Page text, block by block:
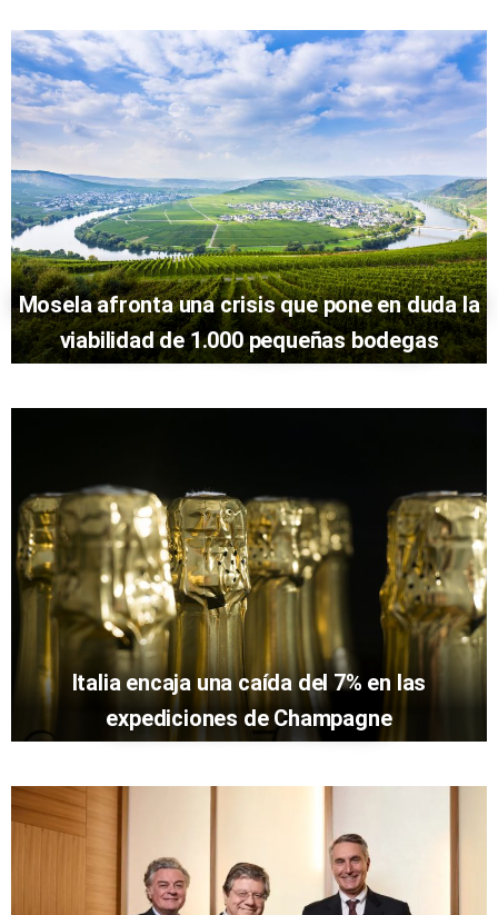
Mosela afronta una crisis que pone en duda la
viabilidad de 1.000 pequeñas bodegas
Italia encaja una caída del 7% en las
expediciones de Champagne